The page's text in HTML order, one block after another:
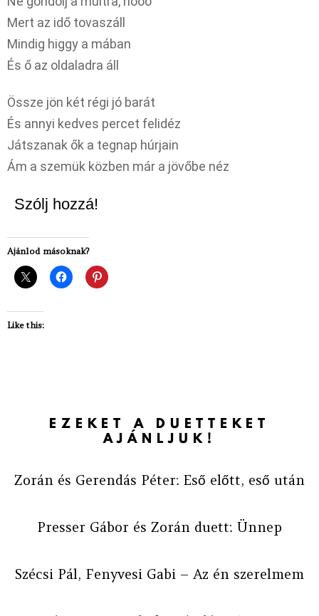
Mert az idő tovaszáll
Mindig higgy a mában
És ő az oldaladra áll
Össze jön két régi jó barát
És annyi kedves percet felidéz
Játszanak ők a tegnap húrjain
Ám a szemük közben már a jövőbe néz
Szólj hozzá!
Ajánlod másoknak?
Like this:
EZEKET A DUETTEKET
AJÁNLJUK!
Zorán és Gerendás Péter: Eső előtt, eső után
Presser Gábor és Zorán duett: Ünnep
Szécsi Pál, Fenyvesi Gabi – Az én szerelmem